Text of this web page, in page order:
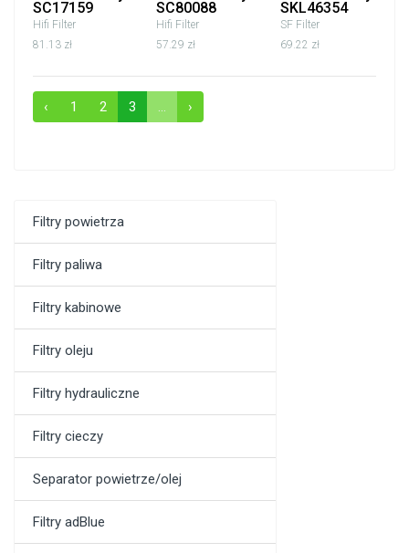
Filtry powietrza
Filtry paliwa
Filtry kabinowe
Filtry oleju
Filtry hydrauliczne
Filtry cieczy
Separator powietrze/olej
Filtry adBlue
SC17159
Hifi Filter
81.13 zł
SC80088
Hifi Filter
57.29 zł
SKL46354
SF Filter
69.22 zł
‹ 1 2 3 ... ›